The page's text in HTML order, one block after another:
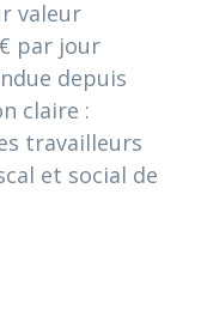
valeur
par jour
depuis
claire :
travailleurs
et social de